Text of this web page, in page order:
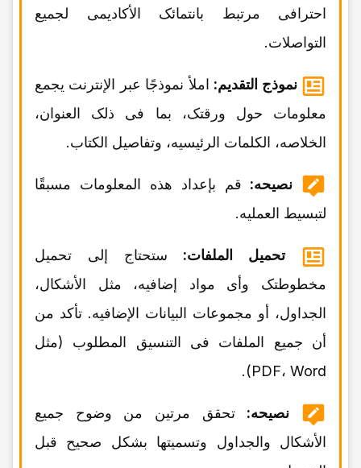
احترافی مرتبط بانتمائک الأکادیمی لجمیع
التواصلات.
نموذج التقدیم: املأ نموذجًا عبر الإنترنت یجمع
معلومات حول ورقتک، بما فی ذلک العنوان،
الخلاصه، الکلمات الرئیسیه، وتفاصیل الکتاب.
نصیحه: قم بإعداد هذه المعلومات مسبقًا
لتبسیط العملیه.
تحمیل الملفات: ستحتاج إلى تحمیل
مخطوطتک وأی مواد إضافیه، مثل الأشکال،
الجداول، أو مجموعات البیانات الإضافیه. تأکد من
أن جمیع الملفات فی التنسیق المطلوب (مثل
PDF، Word).
نصیحه: تحقق مرتین من وضوح جمیع
الأشکال والجداول وتسمیتها بشکل صحیح قبل